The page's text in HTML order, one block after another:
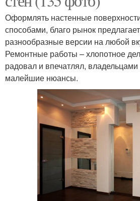
Оформлять настенные
способами, благо рынок
разнообразные версии на любой
Ремонтные работы – хлопотное
радовал и впечатлял,
малейшие нюансы.